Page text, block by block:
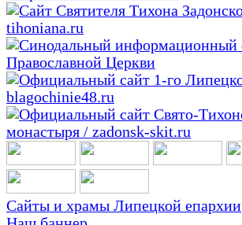
Сайты и храмы Липецкой епархии